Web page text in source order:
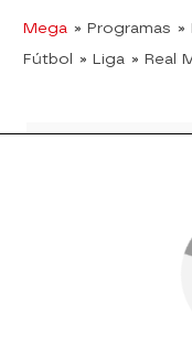
Mega » Programas »
Fútbol » Liga » Real